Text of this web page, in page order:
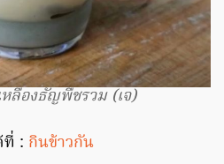
ลืองธัญพืชรวม (เจ)
ที่ : กินข้าวกัน